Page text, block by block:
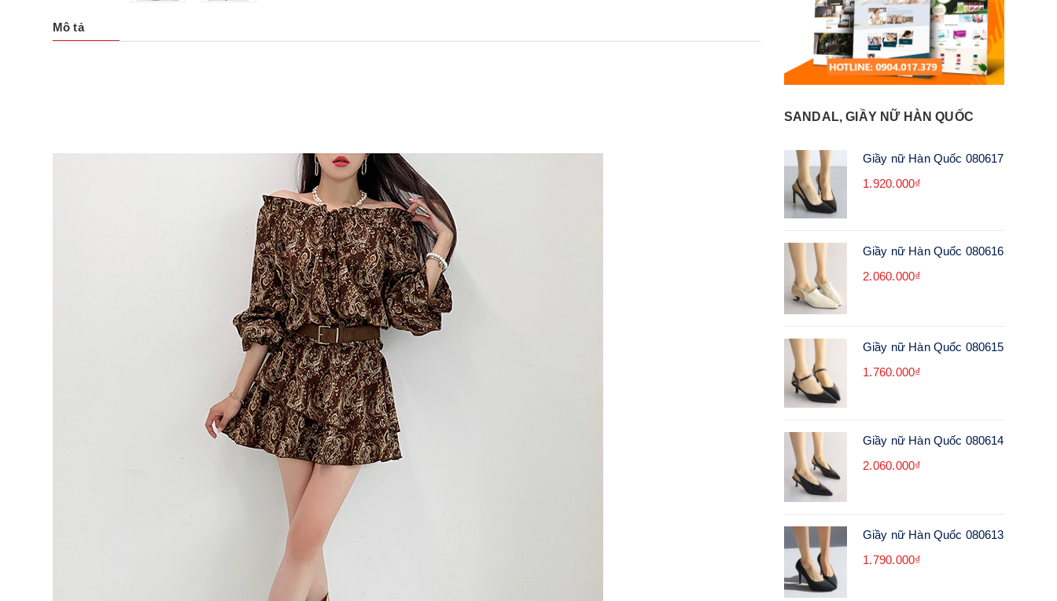
Mô tả
SANDAL, GIẦY NỮ HÀN QUỐC
Giầy nữ Hàn Quốc 080617
1.920.000₫
Giầy nữ Hàn Quốc 080616
2.060.000₫
Giầy nữ Hàn Quốc 080615
1.760.000₫
Giầy nữ Hàn Quốc 080614
2.060.000₫
Giầy nữ Hàn Quốc 080613
1.790.000₫